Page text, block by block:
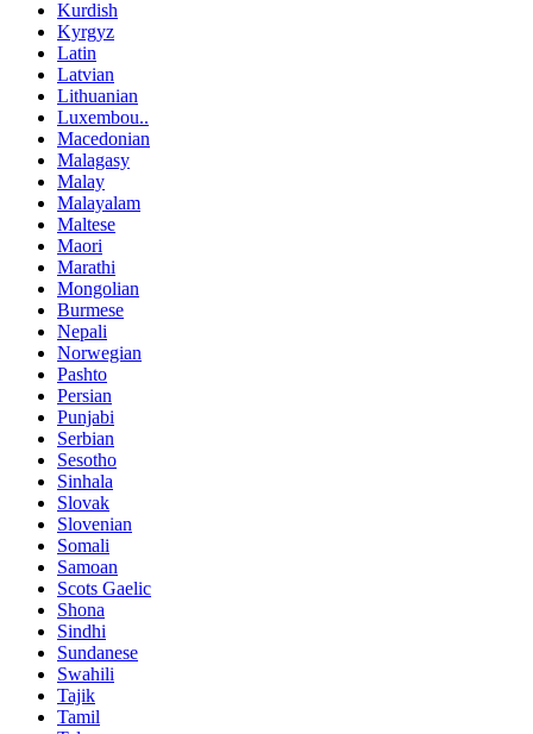
Kurdish
Kyrgyz
Latin
Latvian
Lithuanian
Luxembou..
Macedonian
Malagasy
Malay
Malayalam
Maltese
Maori
Marathi
Mongolian
Burmese
Nepali
Norwegian
Pashto
Persian
Punjabi
Serbian
Sesotho
Sinhala
Slovak
Slovenian
Somali
Samoan
Scots Gaelic
Shona
Sindhi
Sundanese
Swahili
Tajik
Tamil